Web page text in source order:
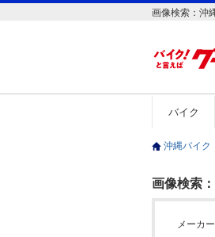
画像検索：沖
バイク
沖縄バイク
画像検索
メーカー